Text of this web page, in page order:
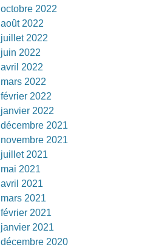
octobre 2022
août 2022
juillet 2022
juin 2022
avril 2022
mars 2022
février 2022
janvier 2022
décembre 2021
novembre 2021
juillet 2021
mai 2021
avril 2021
mars 2021
février 2021
janvier 2021
décembre 2020